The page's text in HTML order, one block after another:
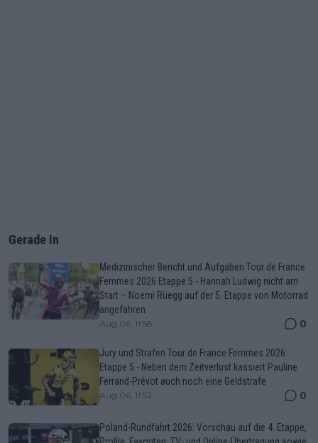
Gerade In
Medizinischer Bericht und Aufgaben Tour de France
Femmes 2026 Etappe 5 - Hannah Ludwig nicht am
Start – Noemi Rüegg auf der 5. Etappe von Motorrad
angefahren
Aug 06, 11:58 0
Jury und Strafen Tour de France Femmes 2026
Etappe 5 - Neben dem Zeitverlust kassiert Pauline
Ferrand-Prévot auch noch eine Geldstrafe
Aug 06, 11:52 0
Poland-Rundfahrt 2026: Vorschau auf die 4. Etappe,